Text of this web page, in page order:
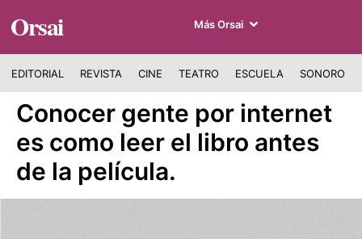
Orsai Más Orsai
EDITORIAL REVISTA CINE TEATRO ESCUELA SONORO
Conocer gente por internet
es como leer el libro antes
de la película.